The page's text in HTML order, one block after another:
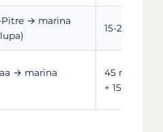
→ marina
15-20 min
→ marina
45 min volo
+ 15 min taxi